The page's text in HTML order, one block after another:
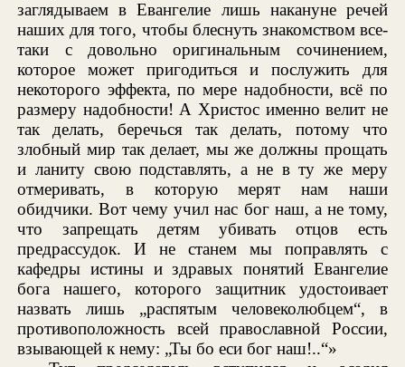
заглядываем в Евангелие лишь накануне речей
наших для того, чтобы блеснуть знакомством все-
таки с довольно оригинальным сочинением,
которое может пригодиться и послужить для
некоторого эффекта, по мере надобности, всё по
размеру надобности! А Христос именно велит не
так делать, беречься так делать, потому что
злобный мир так делает, мы же должны прощать
и ланиту свою подставлять, а не в ту же меру
отмеривать, в которую мерят нам наши
обидчики. Вот чему учил нас бог наш, а не тому,
что запрещать детям убивать отцов есть
предрассудок. И не станем мы поправлять с
кафедры истины и здравых понятий Евангелие
бога нашего, которого защитник удостоивает
назвать лишь „распятым человеколюбцем“, в
противоположность всей православной России,
взывающей к нему: „Ты бо еси бог наш!..“»